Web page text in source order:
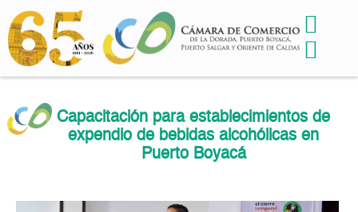
Capacitación para establecimientos de
expendio de bebidas alcohólicas en
Puerto Boyacá